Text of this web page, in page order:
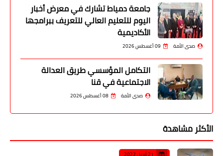
جامعة دمياط تشارك في معرض أخبار
اليوم للتعليم العالي للتعريف ببرامجها
الأكاديمية
صدى الأمة 09 أغسطس 2026
التكامل المؤسسي طريق العدالة
الاجتماعية في قنا
صدى الأمة 08 أغسطس 2026
الأكثر مشاهدة
21 أبريل 2022